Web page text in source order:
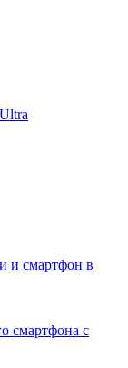
и смартфон в
смартфона с